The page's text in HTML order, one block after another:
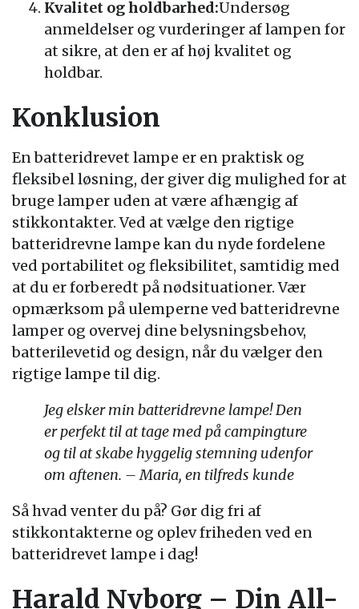
Kvalitet og holdbarhed:Undersøg
anmeldelser og vurderinger af lampen for
at sikre, at den er af høj kvalitet og
holdbar.
Konklusion
En batteridrevet lampe er en praktisk og
fleksibel løsning, der giver dig mulighed for at
bruge lamper uden at være afhængig af
stikkontakter. Ved at vælge den rigtige
batteridrevne lampe kan du nyde fordelene
ved portabilitet og fleksibilitet, samtidig med
at du er forberedt på nødsituationer. Vær
opmærksom på ulemperne ved batteridrevne
lamper og overvej dine belysningsbehov,
batterilevetid og design, når du vælger den
rigtige lampe til dig.
Jeg elsker min batteridrevne lampe! Den
er perfekt til at tage med på campingture
og til at skabe hyggelig stemning udenfor
om aftenen. – Maria, en tilfreds kunde
Så hvad venter du på? Gør dig fri af
stikkontakterne og oplev friheden ved en
batteridrevet lampe i dag!
Harald Nyborg – Din All-